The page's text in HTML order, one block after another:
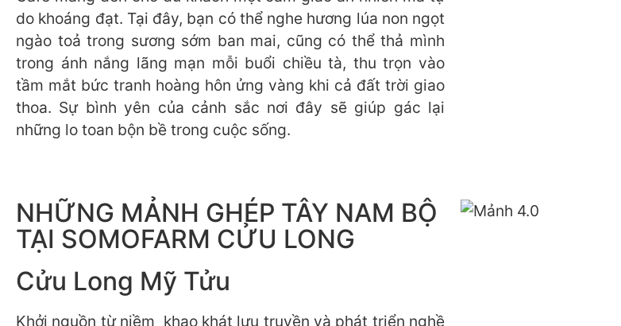
do khoáng đạt. Tại đây, bạn có thể nghe hương lúa non ngọt
ngào toả trong sương sớm ban mai, cũng có thể thả mình
trong ánh nắng lãng mạn mỗi buổi chiều tà, thu trọn vào
tầm mắt bức tranh hoàng hôn ửng vàng khi cả đất trời giao
thoa. Sự bình yên của cảnh sắc nơi đây sẽ giúp gác lại
những lo toan bộn bề trong cuộc sống.
NHỮNG MẢNH GHÉP TÂY NAM BỘ
TẠI SOMOFARM CỬU LONG
Cửu Long Mỹ Tửu
Khởi nguồn từ niềm khao khát lưu truyền và phát triển nghề